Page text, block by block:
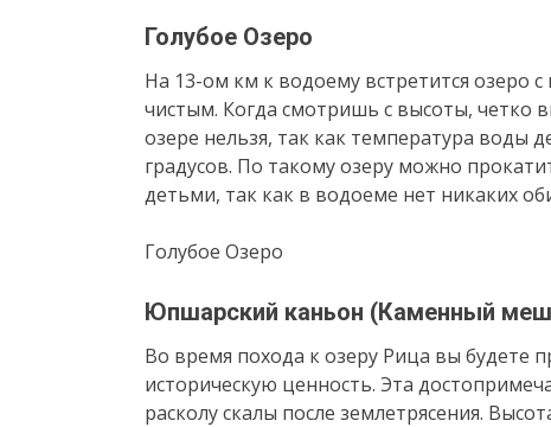
Голубое Озеро
На 13-ом км к водоему встретится озеро
чистым. Когда смотришь с высоты, четко
озере нельзя, так как температура воды
градусов. По такому озеру можно
детьми, так как в водоеме нет никаких
Голубое Озеро
Юпшарский каньон (Каменный
Во время похода к озеру Рица вы
историческую ценность. Эта
расколу скалы после землетрясения.